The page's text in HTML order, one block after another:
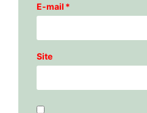
E-mail *
Site